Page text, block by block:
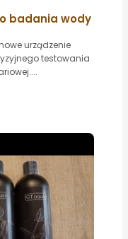
badania wody
urządzenie
testowania